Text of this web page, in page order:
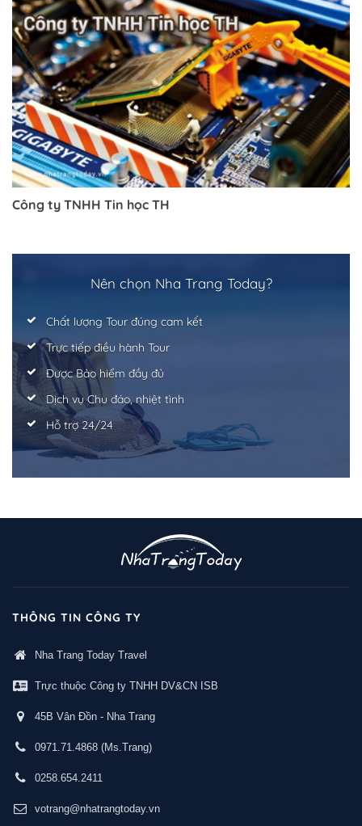
Công ty TNHH Tin học TH
Nên chọn Nha Trang Today?
Chất lượng Tour đúng cam kết
Trực tiếp điều hành Tour
Được Bảo hiểm đầy đủ
Dịch vụ Chu đáo, nhiệt tình
Hỗ trợ 24/24
THÔNG TIN CÔNG TY
Nha Trang Today Travel
Trực thuộc Công ty TNHH DV&CN ISB
45B Vân Đồn - Nha Trang
0971.71.4868 (Ms.Trang)
0258.654.2411
votrang@nhatrangtoday.vn